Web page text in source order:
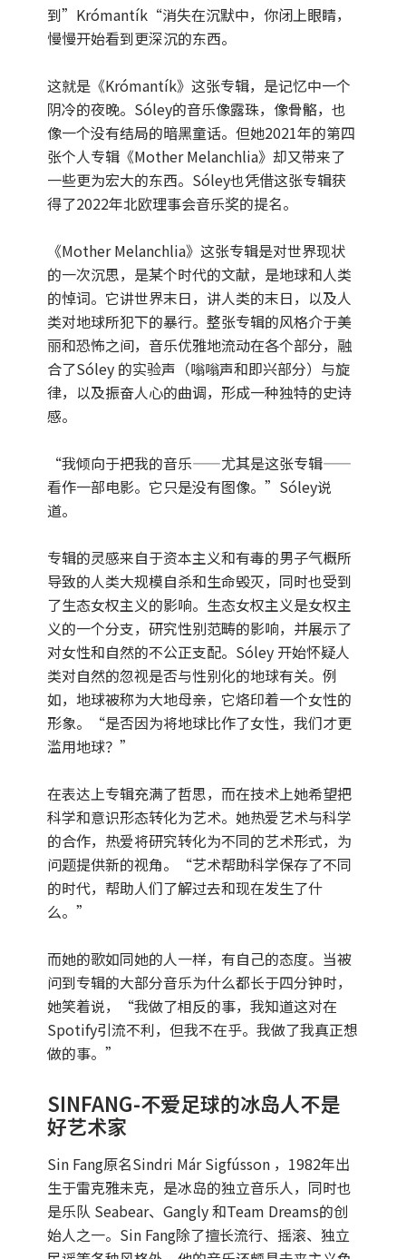
到”Krómantík“消失在沉默中，你闭上眼睛，
慢慢开始看到更深沉的东西。
这就是《Krómantík》这张专辑，是记忆中一个
阴冷的夜晚。Sóley的音乐像露珠，像骨骼，也
像一个没有结局的暗黑童话。但她2021年的第四
张个人专辑《Mother Melanchlia》却又带来了
一些更为宏大的东西。Sóley也凭借这张专辑获
得了2022年北欧理事会音乐奖的提名。
《Mother Melanchlia》这张专辑是对世界现状
的一次沉思，是某个时代的文献，是地球和人类
的悼词。它讲世界末日，讲人类的末日，以及人
类对地球所犯下的暴行。整张专辑的风格介于美
丽和恐怖之间，音乐优雅地流动在各个部分，融
合了Sóley 的实验声（嗡嗡声和即兴部分）与旋
律，以及振奋人心的曲调，形成一种独特的史诗
感。
“我倾向于把我的音乐——尤其是这张专辑——
看作一部电影。它只是没有图像。”Sóley说
道。
专辑的灵感来自于资本主义和有毒的男子气概所
导致的人类大规模自杀和生命毁灭，同时也受到
了生态女权主义的影响。生态女权主义是女权主
义的一个分支，研究性别范畴的影响，并展示了
对女性和自然的不公正支配。Sóley 开始怀疑人
类对自然的忽视是否与性别化的地球有关。例
如，地球被称为大地母亲，它烙印着一个女性的
形象。“是否因为将地球比作了女性，我们才更
滥用地球？”
在表达上专辑充满了哲思，而在技术上她希望把
科学和意识形态转化为艺术。她热爱艺术与科学
的合作，热爱将研究转化为不同的艺术形式，为
问题提供新的视角。“艺术帮助科学保存了不同
的时代，帮助人们了解过去和现在发生了什
么。”
而她的歌如同她的人一样，有自己的态度。当被
问到专辑的大部分音乐为什么都长于四分钟时，
她笑着说，“我做了相反的事，我知道这对在
Spotify引流不利，但我不在乎。我做了我真正想
做的事。”
SINFANG-不爱足球的冰岛人不是
好艺术家
Sin Fang原名Sindri Már Sigfússon ，1982年出
生于雷克雅未克，是冰岛的独立音乐人，同时也
是乐队 Seabear、Gangly 和Team Dreams的创
始人之一。Sin Fang除了擅长流行、摇滚、独立